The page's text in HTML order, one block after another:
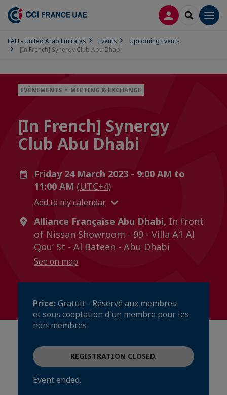
LOG INSEARCH
EAU - United Arab Emirates Events
Upcoming Events
[In French] Synergy Club Abu Dhabi
EVÈNEMENTS • MEETING & EXCHANGE
[In French] Synergy
Club Abu Dhabi
Friday 24 March 2023 - 9:00 AM to
11:00 AM (UTC+4)
Add to my calendar
Alliance Française Abu Dhabi, In front
of Nissan Showroom - 99 - Villa A1 Al
Qouʻ St - Al Bateen - Abu Dhabi
See on map
Price:Gratuit - Réservé aux membres
et sous cooptation d'un membre pour les
non-membres
REGISTRATION CLOSED.
Event ended.